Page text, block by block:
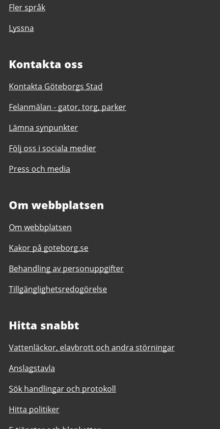
Fler språk
Lyssna
Kontakta oss
Kontakta Göteborgs Stad
Felanmälan - gator, torg, parker
Lämna synpunkter
Följ oss i sociala medier
Press och media
Om webbplatsen
Om webbplatsen
Kakor på goteborg.se
Behandling av personuppgifter
Tillgänglighetsredogörelse
Hitta snabbt
Vattenläckor, elavbrott och andra störningar
Anslagstavla
Sök handlingar och protokoll
Hitta politiker